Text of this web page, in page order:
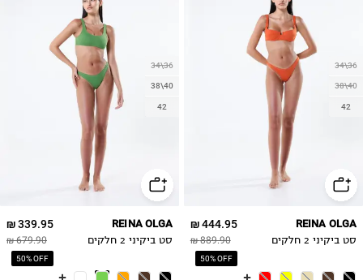
34\36
38\40
42
444.95 ₪
889.90 ₪
50% OFF
REINA OLGA
סט ביקיני 2 חלקים
34\36
38\40
42
339.95 ₪
679.90 ₪
50% OFF
REINA OLGA
סט ביקיני 2 חלקים